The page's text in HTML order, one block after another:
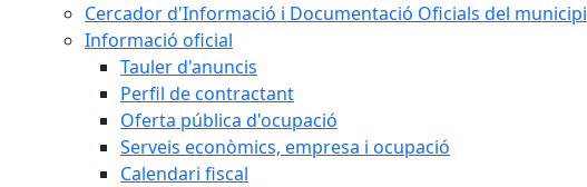
Cercador d'Informació i Documentació Oficials del municipi
Informació oficial
Tauler d'anuncis
Perfil de contractant
Oferta pública d'ocupació
Serveis econòmics, empresa i ocupació
Calendari fiscal